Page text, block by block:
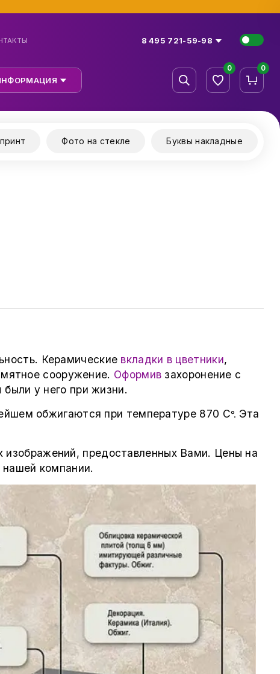
8 495 721-59-98
0 0
Фото на стекле Буквы накладные
Керамические вкладки в цветники,
сооружение. Оформив захоронение с
у него при жизни.
обжигаются при температуре 870 С°. Эта
предоставленных Вами. Цены на
компании.